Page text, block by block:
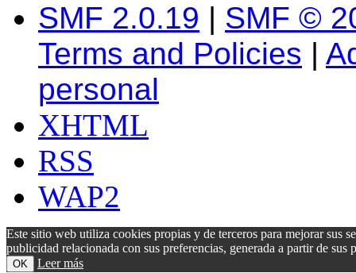
SMF 2.0.19 | SMF ©
Terms and Policies |
personal
XHTML
RSS
WAP2
Este sitio web utiliza cookies propias y de terceros para mejorar sus
publicidad relacionada con sus preferencias, generada a partir de
OK Leer más